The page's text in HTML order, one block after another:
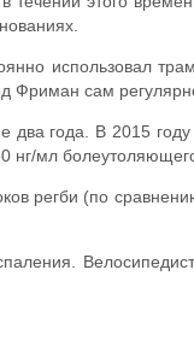
использовал
Фриман сам
два года. В 2015
мл болеутоляющего
регби (по